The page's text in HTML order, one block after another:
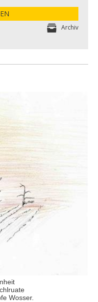
Archiv
Wosser.